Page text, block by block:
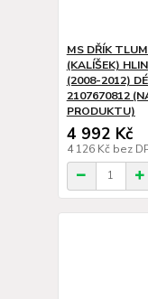
MS DŘÍK
(KALÍŠEK)
(2008-2012)
2107670812
PRODUKTU)
4 992 Kč
4 126 Kč bez